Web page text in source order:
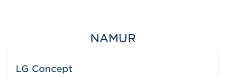
NAMUR
LG Concept